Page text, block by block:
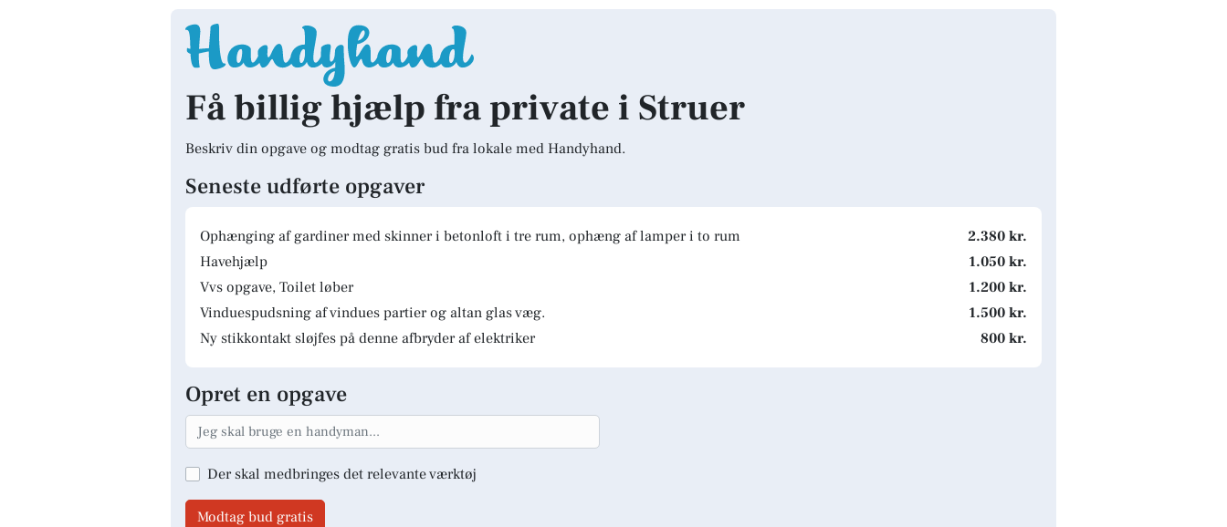
Få billig hjælp fra private i Struer
Beskriv din opgave og modtag gratis bud fra lokale med Handyhand.
Seneste udførte opgaver
Ophænging af gardiner med skinner i betonloft i tre rum, ophæng af lamper i to rum
2.380 kr.
Havehjælp
1.050 kr.
Vvs opgave, Toilet løber
1.200 kr.
Vinduespudsning af vindues partier og altan glas væg.
1.500 kr.
Ny stikkontakt sløjfes på denne afbryder af elektriker
800 kr.
Opret en opgave
Der skal medbringes det relevante værktøj
Modtag bud gratis